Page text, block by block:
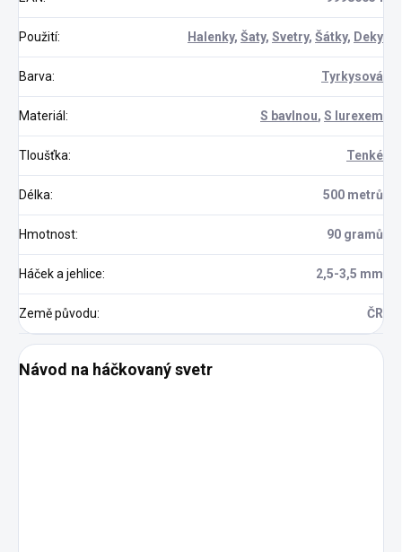
Použití: Halenky, Šaty, Svetry, Šátky, Deky
Barva: Tyrkysová
Materiál : S bavlnou, S lurexem
Tloušťka: Tenké
Délka: 500 metrů
Hmotnost: 90 gramů
Háček a jehlice: 2,5-3,5 mm
Země původu: ČR
Návod na háčkovaný svetr